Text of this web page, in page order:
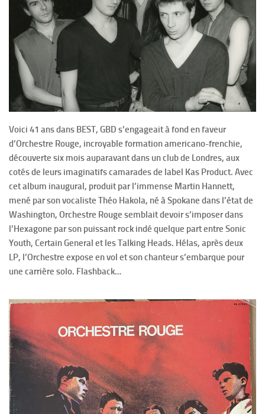
Voici 41 ans dans BEST, GBD s’engageait à fond en faveur
d’Orchestre Rouge, incroyable formation americano-frenchie,
découverte six mois auparavant dans un club de Londres, aux
cotés de leurs imaginatifs camarades de label Kas Product. Avec
cet album inaugural, produit par l’immense Martin Hannett,
mené par son vocaliste Théo Hakola, né à Spokane dans l’état de
Washington, Orchestre Rouge semblait devoir s’imposer dans
l’Hexagone par son puissant rock indé quelque part entre Sonic
Youth, Certain General et les Talking Heads. Hélas, après deux
LP, l’Orchestre expose en vol et son chanteur s’embarque pour
une carrière solo. Flashback…